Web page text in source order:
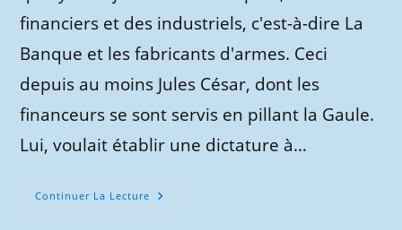
financiers et des industriels, c'est-à-dire La
Banque et les fabricants d'armes. Ceci
depuis au moins Jules César, dont les
financeurs se sont servis en pillant la Gaule.
Lui, voulait établir une dictature à…
Continuer La Lecture Morts
Pour